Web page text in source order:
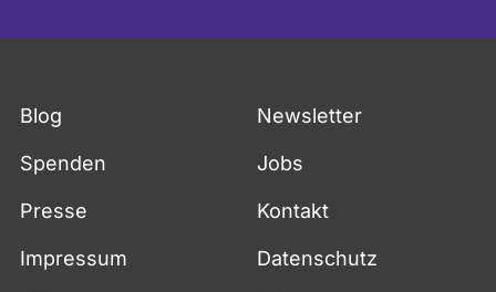
Blog Newsletter
Spenden Jobs
Presse Kontakt
Impressum Datenschutz